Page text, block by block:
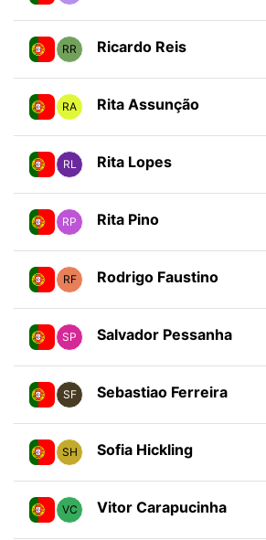
RR Ricardo Reis
RA Rita Assunção
RL Rita Lopes
RP Rita Pino
RF Rodrigo Faustino
SP Salvador Pessanha
SF Sebastiao Ferreira
SH Sofia Hickling
VC Vitor Carapucinha